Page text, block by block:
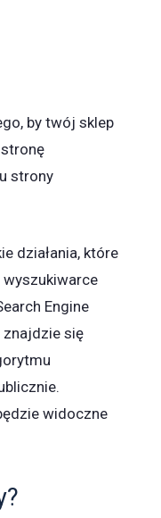
by twój sklep
strony
działania, które
Engine
się
widoczne